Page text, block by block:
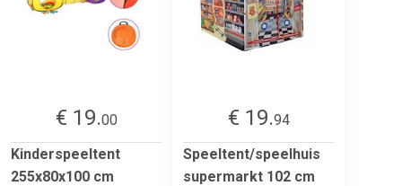
€ 19.00
Kinderspeeltent
255x80x100 cm
€ 19.94
Speeltent/speelhuis
supermarkt 102 cm